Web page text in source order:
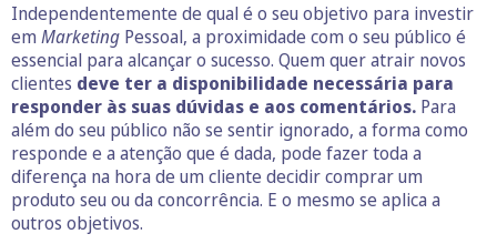
Independentemente de qual é o seu objetivo para investir
em Marketing Pessoal, a proximidade com o seu público é
essencial para alcançar o sucesso. Quem quer atrair novos
clientes deve ter a disponibilidade necessária para
responder às suas dúvidas e aos comentários. Para
além do seu público não se sentir ignorado, a forma como
responde e a atenção que é dada, pode fazer toda a
diferença na hora de um cliente decidir comprar um
produto seu ou da concorrência. E o mesmo se aplica a
outros objetivos.